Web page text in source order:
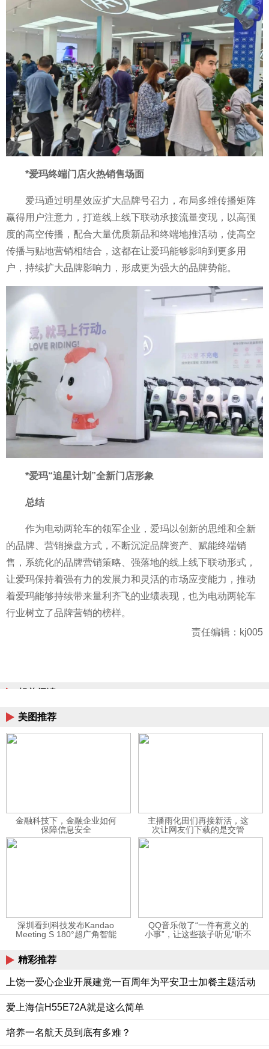
*爱玛终端门店火热销售场面
爱玛通过明星效应扩大品牌号召力，布局多维传播矩阵
赢得用户注意力，打造线上线下联动承接流量变现，以高强
度的高空传播，配合大量优质新品和终端地推活动，使高空
传播与贴地营销相结合，这都在让爱玛能够影响到更多用
户，持续扩大品牌影响力，形成更为强大的品牌势能。
*爱玛“追星计划”全新门店形象
总结
作为电动两轮车的领军企业，爱玛以创新的思维和全新
的品牌、营销操盘方式，不断沉淀品牌资产、赋能终端销
售，系统化的品牌营销策略、强落地的线上线下联动形式，
让爱玛保持着强有力的发展力和灵活的市场应变能力，推动
着爱玛能够持续带来量利齐飞的业绩表现，也为电动两轮车
行业树立了品牌营销的榜样。
责任编辑：kj005
相关阅读
美图推荐
金融科技下，金融企业如何
保障信息安全
主播雨化田们再接新活，这
次让网友们下载的是交管
12123APP
深圳看到科技发布Kandao
Meeting S 180°超广角智能
QQ音乐做了“一件有意义的
小事”，让这些孩子听见“听不
精彩推荐
上饶一爱心企业开展建党一百周年为平安卫士加餐主题活动
爱上海信H55E72A就是这么简单
培养一名航天员到底有多难？